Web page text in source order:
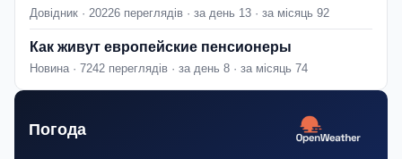
Довідник · 20226 переглядів · за день 13 · за місяць 92
Как живут европейские пенсионеры
Новина · 7242 переглядів · за день 8 · за місяць 74
Погода